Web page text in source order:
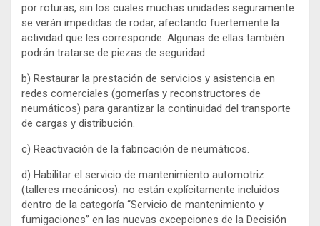
por roturas, sin los cuales muchas unidades seguramente
se verán impedidas de rodar, afectando fuertemente la
actividad que les corresponde. Algunas de ellas también
podrán tratarse de piezas de seguridad.
b) Restaurar la prestación de servicios y asistencia en
redes comerciales (gomerías y reconstructores de
neumáticos) para garantizar la continuidad del transporte
de cargas y distribución.
c) Reactivación de la fabricación de neumáticos.
d) Habilitar el servicio de mantenimiento automotriz
(talleres mecánicos): no están explícitamente incluidos
dentro de la categoría “Servicio de mantenimiento y
fumigaciones” en las nuevas excepciones de la Decisión